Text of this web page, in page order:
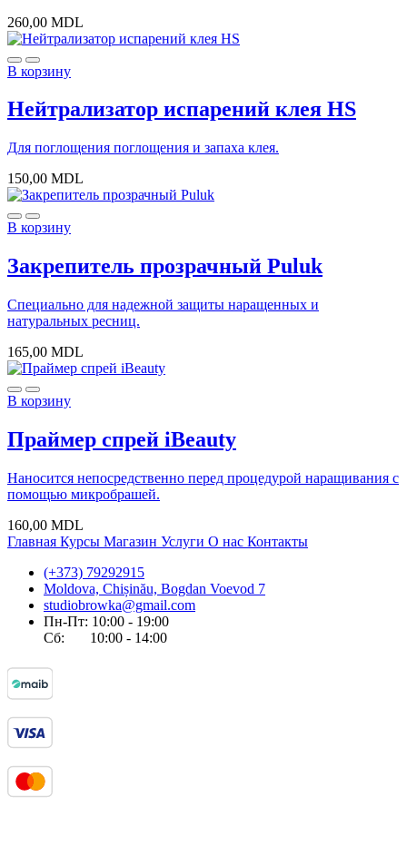
260,00 MDL
В корзину
Нейтрализатор испарений клея HS
Для поглощения поглощения и запаха клея.
150,00 MDL
В корзину
Закрепитель прозрачный Puluk
Специально для надежной защиты наращенных и
натуральных ресниц.
165,00 MDL
В корзину
Праймер спрей iBeauty
Наносится непосредственно перед процедурой наращивания с
помощью микробрашей.
160,00 MDL
Главная Курсы Магазин Услуги О нас Контакты
(+373) 79292915
Moldova, Chișinău, Bogdan Voevod 7
studiobrowka@gmail.com
Пн-Пт: 10:00 - 19:00
Сб: 10:00 - 14:00